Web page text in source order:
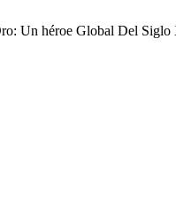
Un héroe Global Del